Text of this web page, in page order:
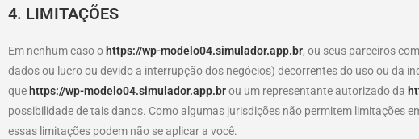
4. LIMITAÇÕES
Em nenhum caso o https://wp-modelo04.simulador.app.br, ou seus parceiros
dados ou lucro ou devido a interrupção dos negócios) decorrentes do uso ou da
que https://wp-modelo04.simulador.app.brou um representante autorizado da
possibilidade de tais danos. Como algumas jurisdições não permitem limitações
essas limitações podem não se aplicar a você.